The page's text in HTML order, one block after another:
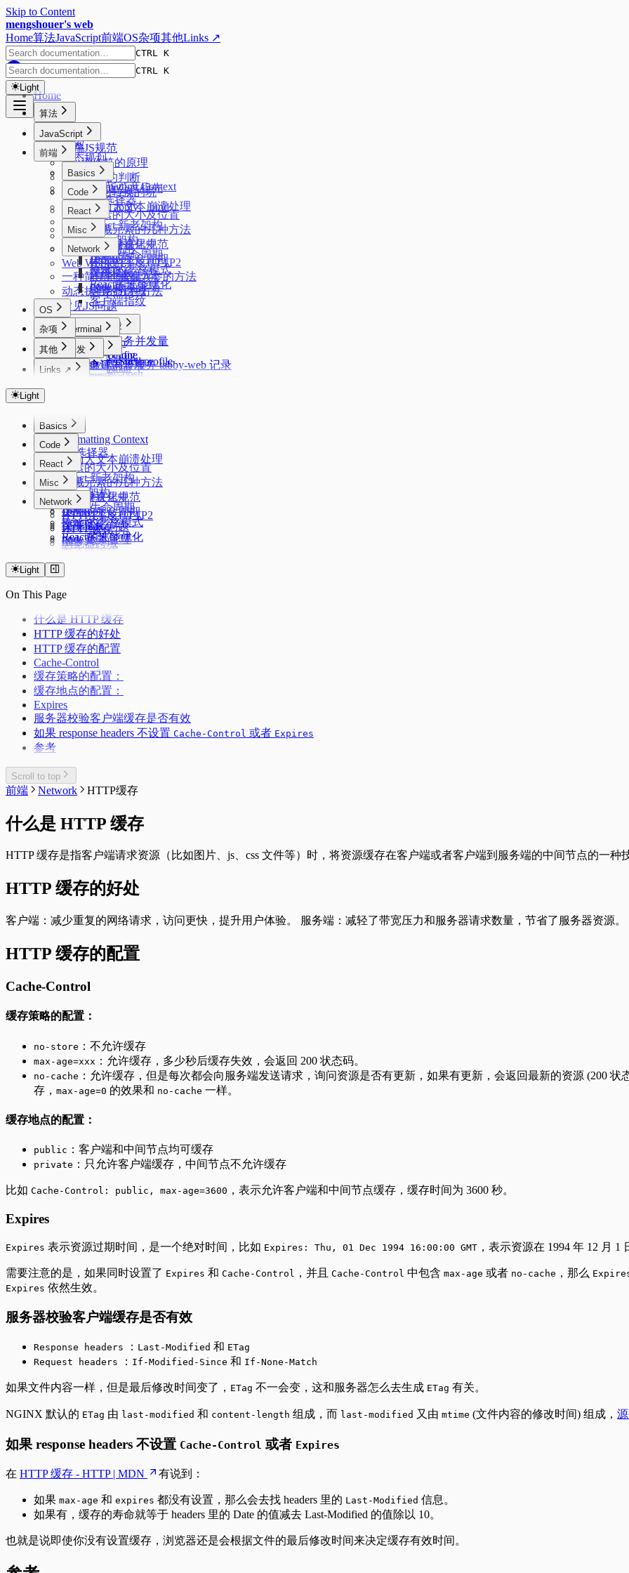
Skip to Content
mengshouer's web
Home算法JavaScript前端OS杂项其他Links ↗
CTRL K
Light
CTRL K
Home
算法
排序
搜索
动态规划
树
二叉树最近公共祖先
JavaScript
前端JS规范
new操作符的原理
数据类型的判断
JSON来回转换的坑
实现 call、apply、bind
标签函数
Promise
Console 的使用
Web Worker
一种简洁的添加入参的方法
动态执行的几种方法
常见JS问题
常见代码片段
异步任务并发量
Deepclone
Lazyman
Longest Substring
反转链表
三数之和
Eventloop
前端
Basics
Formatting Context
css选择器
元素的大小及位置
隐藏元素的几种方法
水平垂直居中
页面的生命周期
关于 1px 问题
Flex
Code
页面大文本崩溃处理
React
React 新老架构
Fiber 架构
React 生命周期
React的严格模式
React的性能优化
Misc
前端模块化规范
DevTools
性能优化
node 版本管理
客户端指纹
Network
HTTP1.1 & HTTP2
HTTP缓存
浏览器跨域
OS
Terminal
Starship
zsh config
zimfw
Windows
PowerShell profile
oh-my-posh
Ventoy
Windows Subsystem for Linux 2 (WSL2)
Windows 11 IOT Enterprise LTSC
在独立恢复分区重建 Windows 恢复环境
Windows 11 新环境配置
Package Manager
Windows 配置命令快捷键
Linux
简单使用 nix 的包管理器
Linux 下的 Android
Dropbear
Swap
安卓优化
拨号快捷键
Adb
Kernelsu Overlayfs
Thanox 情景模式
Other
IPv6 设置
PVE CPU 省电配置
杂项
开发
uv
conda
acme.sh 证书管理
Nginx 反向代理
其他
tabby 自建同步服务 tabby-web 记录
浏览器优化
科学上网
MosDNS 屏蔽国内常见的 PCDN
Links ↗
Markdown Editor
Regex Tester
Light
Basics
Formatting Context
css选择器
元素的大小及位置
隐藏元素的几种方法
水平垂直居中
页面的生命周期
关于 1px 问题
Flex
Code
页面大文本崩溃处理
React
React 新老架构
Fiber 架构
React 生命周期
React的严格模式
React的性能优化
Misc
前端模块化规范
DevTools
性能优化
node 版本管理
客户端指纹
Network
HTTP1.1 & HTTP2
HTTP缓存
浏览器跨域
Light
On This Page
什么是 HTTP 缓存
HTTP 缓存的好处
HTTP 缓存的配置
Cache-Control
缓存策略的配置：
缓存地点的配置：
Expires
服务器校验客户端缓存是否有效
如果 response headers 不设置 Cache-Control 或者 Expires
参考
Scroll to top
前端 Network HTTP缓存
什么是 HTTP 缓存
HTTP 缓存是指客户端请求资源（比如图片、js、css 文件等）时，将资源缓存在客户端或者客户端到服务端的中间节点的一种
HTTP 缓存的好处
客户端：减少重复的网络请求，访问更快，提升用户体验。 服务端：减轻了带宽压力和服务器请求数量，节省了服务器资源。
HTTP 缓存的配置
Cache-Control
缓存策略的配置：
no-store ：不允许缓存
max-age=xxx ：允许缓存，多少秒后缓存失效，会返回 200 状态码。
no-cache ：允许缓存，但是每次都会向服务端发送请求，询问资源是否有更新，如果有更新，会返回最新的资源 (200
存， max-age=0 的效果和 no-cache 一样。
缓存地点的配置：
public ：客户端和中间节点均可缓存
private ：只允许客户端缓存，中间节点不允许缓存
比如 Cache-Control: public, max-age=3600 ，表示允许客户端和中间节点缓存，缓存时间为 3600 秒。
Expires
Expires 表示资源过期时间，是一个绝对时间，比如 Expires: Thu, 01 Dec 1994 16:00:00 GMT ，表示资源在 1994 年 12 月 1
需要注意的是，如果同时设置了 Expires 和 Cache-Control ，并且 Cache-Control 中包含 max-age 或者 no-cache ，那么
Expires 依然生效。
服务器校验客户端缓存是否有效
Response headers ： Last-Modified 和 ETag
Request headers
： If-Modified-Since 和 If-None-Match
如果文件内容一样，但是最后修改时间变了， ETag 不一会变，这和服务器怎么去生成 ETag 有关。
NGINX 默认的 ETag 由 last-modified 和 content-length 组成，而 last-modified 又由 mtime (文件内容的修改时间) 组成，
如果 response headers 不设置 Cache-Control 或者 Expires
在 HTTP 缓存 - HTTP | MDN 有说到：
如果 max-age 和 expires 都没有设置，那么会去找 headers 里的 Last-Modified 信息。
如果有，缓存的寿命就等于 headers 里的 Date 的值减去 Last-Modified 的值除以 10。
也就是说即使你没有设置缓存，浏览器还是会根据文件的最后修改时间来决定缓存有效时间。